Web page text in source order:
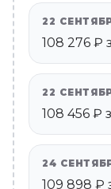
22
108 276 ₽
22
108 456 ₽
24
109 898 ₽